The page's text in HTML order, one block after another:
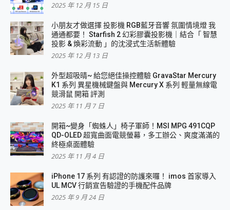
2025 年 12 月 15 日
小朋友才做選擇 投影機 RGB藍牙音響 氛圍情境燈 我
通通都要！ Starfish 2 幻彩膠囊投影機｜結合「 智慧
投影 & 煥彩流動 」的沈浸式生活新體驗
2025 年 12 月 13 日
外型超吸晴~ 給您絕佳操控體驗 GravaStar Mercury
K1 系列 異星機械鍵盤與 Mercury X 系列 輕量無線電
競滑鼠 開箱 評測
2025 年 11 月 7 日
開箱~變身「蜘蛛人」椅子軍師！MSI MPG 491CQP
QD-OLED 超寬曲面電競螢幕，多工辦公、爽度滿滿的
終極桌面體驗
2025 年 11 月 4 日
iPhone 17 系列 有認證的防護來囉！ imos 首家導入
UL MCV 行銷宣告驗證的手機配件品牌
2025 年 9 月 24 日